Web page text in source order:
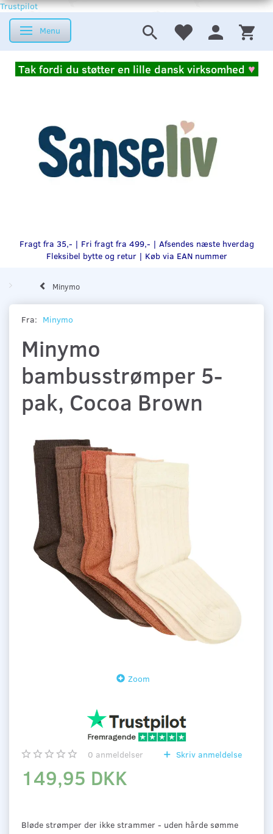
Trustpilot
Skifte navigation
Menu
Tak fordi du støtter en lille dansk virksomhed ♥
Fragt fra 35,- | Fri fragt fra 499,- | Afsendes næste hverdag
Fleksibel bytte og retur | Køb via EAN nummer
Minymo
Fra: Minymo
Minymo
bambusstrømper 5-
pak, Cocoa Brown
Zoom
0 anmeldelser Skriv anmeldelse
149,95 DKK
Bløde strømper der ikke strammer - uden hårde sømme